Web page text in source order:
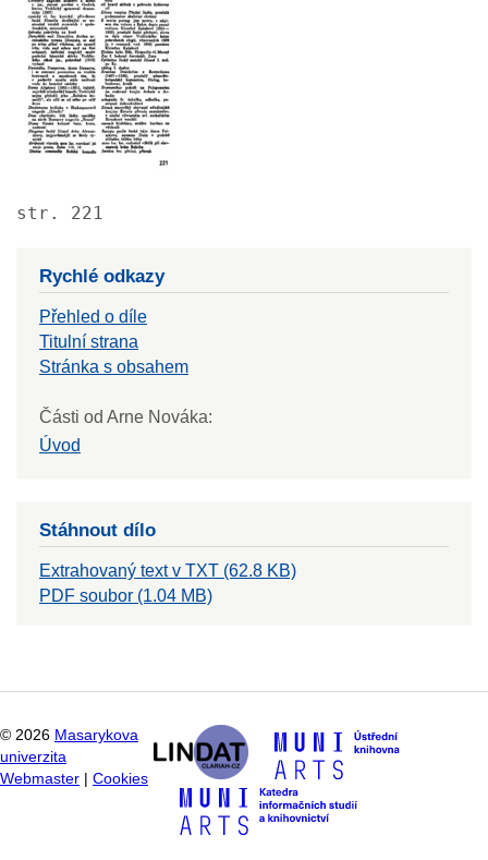
str. 221
Rychlé odkazy
Přehled o díle
Titulní strana
Stránka s obsahem
Části od Arne Nováka:
Úvod
Stáhnout dílo
Extrahovaný text v TXT (62.8 KB)
PDF soubor (1.04 MB)
© 2026 Masarykova
univerzita
Webmaster
Cookies